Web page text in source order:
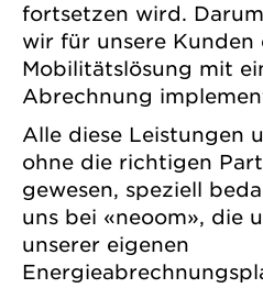
fortsetzen wird.
wir für unsere Kunden
Mobilitätslösung mit
Abrechnung
Alle diese Leistungen
ohne die richtigen
gewesen, speziell
uns bei «neoom», die
unserer eigenen